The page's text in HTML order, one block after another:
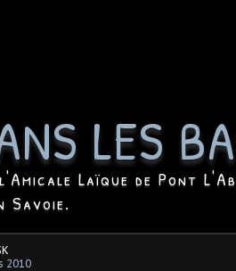
LES
Laïque de Pont
Savoie.
2010